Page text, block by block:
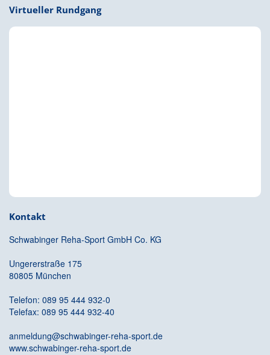
Virtueller Rundgang
Kontakt
Schwabinger Reha-Sport GmbH Co. KG
Ungererstraße 175
80805 München
Telefon: 089 95 444 932-0
Telefax: 089 95 444 932-40
anmeldung@schwabinger-reha-sport.de
www.schwabinger-reha-sport.de